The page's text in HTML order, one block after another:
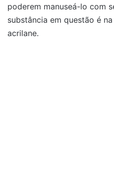
poderem manuseá-lo com
substância em questão é
acrilane.